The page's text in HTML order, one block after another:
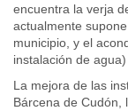
encuentra la verja
actualmente
municipio, y el
instalación de
La mejora de las
Bárcena de Cudón,